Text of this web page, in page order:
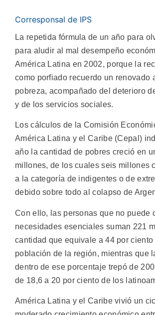
Corresponsal de IPS
La repetida fórmula de un año para
para aludir al mal desempeño
América Latina en 2002, porque la
como porfiado recuerdo un renovado
pobreza, acompañado del deterioro
y de los servicios sociales.
Los cálculos de la Comisión
América Latina y el Caribe (Cepal)
año la cantidad de pobres creció en
millones, de los cuales seis millones
a la categoría de indigentes o de
debido sobre todo al colapso de
Con ello, las personas que no puede
necesidades esenciales suman 221
cantidad que equivale a 44 por ciento
población de la región, mientras que
dentro de ese porcentaje trepó de
de 18,6 a 20 por ciento de los
América Latina y el Caribe vivió un